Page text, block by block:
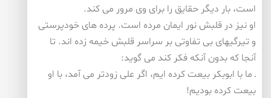
است، بار دیگر حقایق را برای وی مرور می كند.
او نیز در قلبش نور ایمان مرده است. پرده های خودپرستی
و تیرگیهای بی تفاوتی بر سراسر قلبش خیمه زده اند. تا
آنجا كه بدون آنكه فكر كند می گوید:
ـ ما با ابوبكر بیعت كرده ایم، اگر علی زودتر می آمد، با او
بیعت كرده بودیم!